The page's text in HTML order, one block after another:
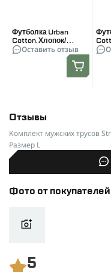
Футболка Urban
Cotton. Хлопок/
эластан. Олива.
Оставить отзыв
Отзывы
Комплект мужских трусов
Размер L
Фото от покупателей
5